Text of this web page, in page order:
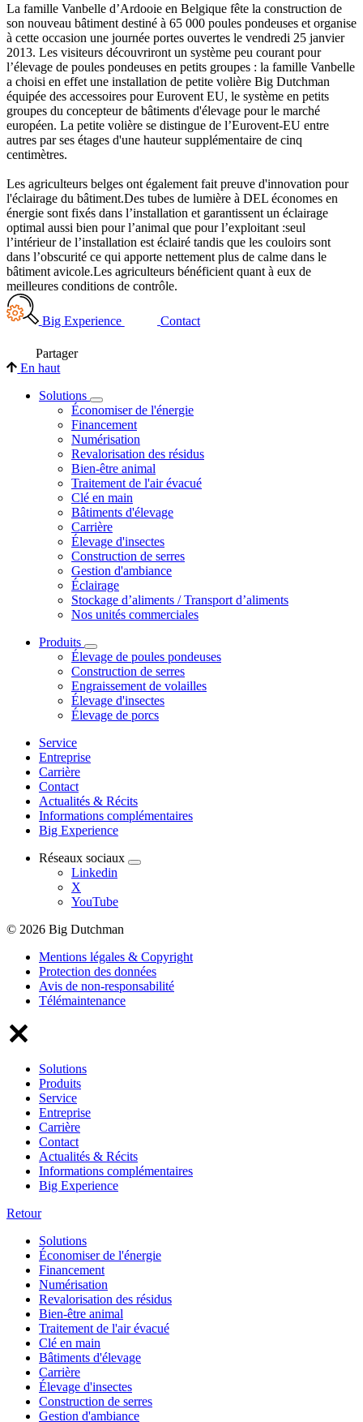
La famille Vanbelle d’Ardooie en Belgique fête la construction de
son nouveau bâtiment destiné à 65 000 poules pondeuses et organise
à cette occasion une journée portes ouvertes le vendredi 25 janvier
2013. Les visiteurs découvriront un système peu courant pour
l’élevage de poules pondeuses en petits groupes : la famille Vanbelle
a choisi en effet une installation de petite volière Big Dutchman
équipée des accessoires pour Eurovent EU, le système en petits
groupes du concepteur de bâtiments d'élevage pour le marché
européen. La petite volière se distingue de l’Eurovent-EU entre
autres par ses étages d'une hauteur supplémentaire de cinq
centimètres.
Les agriculteurs belges ont également fait preuve d'innovation pour
l'éclairage du bâtiment.Des tubes de lumière à DEL économes en
énergie sont fixés dans l’installation et garantissent un éclairage
optimal aussi bien pour l’animal que pour l’exploitant :seul
l’intérieur de l’installation est éclairé tandis que les couloirs sont
dans l’obscurité ce qui apporte nettement plus de calme dans le
bâtiment avicole.Les agriculteurs bénéficient quant à eux de
meilleures conditions de contrôle.
Big Experience Contact
Partager
En haut
Solutions
Économiser de l'énergie
Financement
Numérisation
Revalorisation des résidus
Bien-être animal
Traitement de l'air évacué
Clé en main
Bâtiments d'élevage
Carrière
Élevage d'insectes
Construction de serres
Gestion d'ambiance
Éclairage
Stockage d’aliments / Transport d’aliments
Nos unités commerciales
Produits
Élevage de poules pondeuses
Construction de serres
Engraissement de volailles
Élevage d'insectes
Élevage de porcs
Service
Entreprise
Carrière
Contact
Actualités & Récits
Informations complémentaires
Big Experience
Réseaux sociaux
Linkedin
X
YouTube
© 2026 Big Dutchman
Mentions légales & Copyright
Protection des données
Avis de non-responsabilité
Télémaintenance
Solutions
Produits
Service
Entreprise
Carrière
Contact
Actualités & Récits
Informations complémentaires
Big Experience
Retour
Solutions
Économiser de l'énergie
Financement
Numérisation
Revalorisation des résidus
Bien-être animal
Traitement de l'air évacué
Clé en main
Bâtiments d'élevage
Carrière
Élevage d'insectes
Construction de serres
Gestion d'ambiance